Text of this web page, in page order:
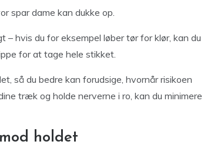
spar dame kan dukke op.
hvis du for eksempel løber tør for klør, kan du
for at tage hele stikket.
så du bedre kan forudsige, hvornår risikoen
træk og holde nerverne i ro, kan du minimere
holdet